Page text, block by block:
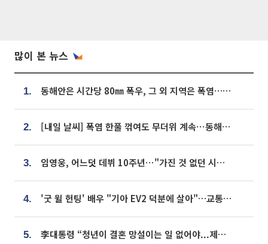
많이 본 뉴스
1. 동해안은 시간당 80㎜ 폭우, 그 외 지역은 폭염…‘극과 극 날씨’
2. [내일 날씨] 폭염 한풀 꺾여도 무더위 계속⋯동해안 이틀 연속 비
3. 임영웅, 어느덧 데뷔 10주년⋯"가진 것 없던 시절, 내 앞엔 20명의 팬뿐"
4. '굿 윌 헌팅' 배우 "기아 EV2 덕분에 살아"…교통사고 후 안전성 극찬
5. 李대통령 “청년이 결혼 망설이는 일 없어야...제도상 불이익 조사”